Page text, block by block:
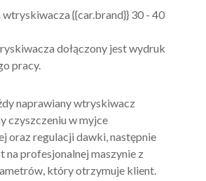
wtryskiwacza {{car.brand}} 30 - 40
dołączony jest wydruk
pracy.
naprawiany wtryskiwacz
czyszczeniu w myjce
oraz regulacji dawki, następnie
na profesjonalnej maszynie z
który otrzymuje klient.